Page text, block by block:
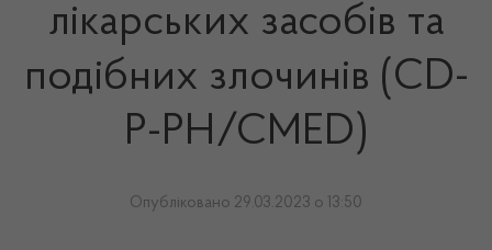
лікарських засобів та
подібних злочинів (CD-
P-PH/CMED)
Опубліковано 29.03.2023 о 13:50